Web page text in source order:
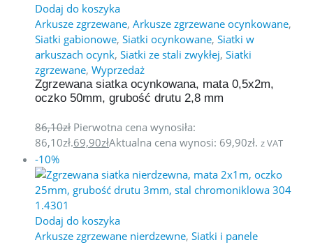
Dodaj do koszyka
Arkusze zgrzewane, Arkusze zgrzewane ocynkowane,
Siatki gabionowe, Siatki ocynkowane, Siatki w
arkuszach ocynk, Siatki ze stali zwykłej, Siatki
zgrzewane, Wyprzedaż
Zgrzewana siatka ocynkowana, mata 0,5x2m,
oczko 50mm, grubość drutu 2,8 mm
86,10zł Pierwotna cena wynosiła:
86,10zł.69,90złAktualna cena wynosi: 69,90zł. z VAT
-10%
Dodaj do koszyka
Arkusze zgrzewane nierdzewne, Siatki i panele